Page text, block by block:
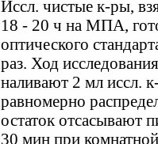
Иссл. чистые к-ры,
18 - 20 ч на МПА,
оптического
раз. Ход
наливают 2 мл иссл.
равномерно
остаток отсасывают
30 мин при